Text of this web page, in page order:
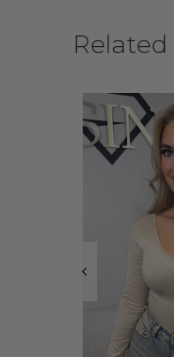
Related